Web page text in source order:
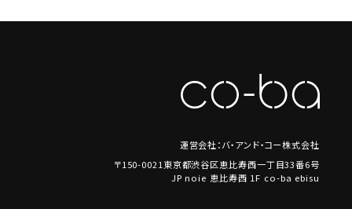
運営会社：バ・アンド・コー株式会社
〒150-0021東京都渋谷区恵比寿西一丁目33番6号
JP noie 恵比寿西 1F co-ba ebisu